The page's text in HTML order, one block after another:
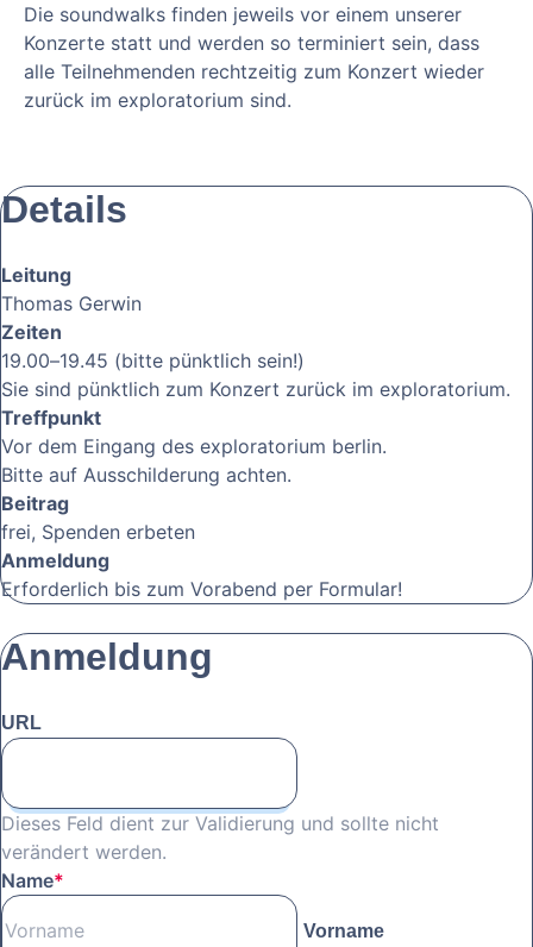
Die soundwalks finden jeweils vor einem unserer
Konzerte statt und werden so terminiert sein, dass
alle Teilnehmenden rechtzeitig zum Konzert wieder
zurück im exploratorium sind.
Details
Leitung
Thomas Gerwin
Zeiten
19.00–19.45 (bitte pünktlich sein!)
Sie sind pünktlich zum Konzert zurück im exploratorium.
Treffpunkt
Vor dem Eingang des exploratorium berlin.
Bitte auf Ausschilderung achten.
Beitrag
frei, Spenden erbeten
Anmeldung
Erforderlich bis zum Vorabend per Formular!
Anmeldung
URL
Dieses Feld dient zur Validierung und sollte nicht
verändert werden.
Name*
Vorname